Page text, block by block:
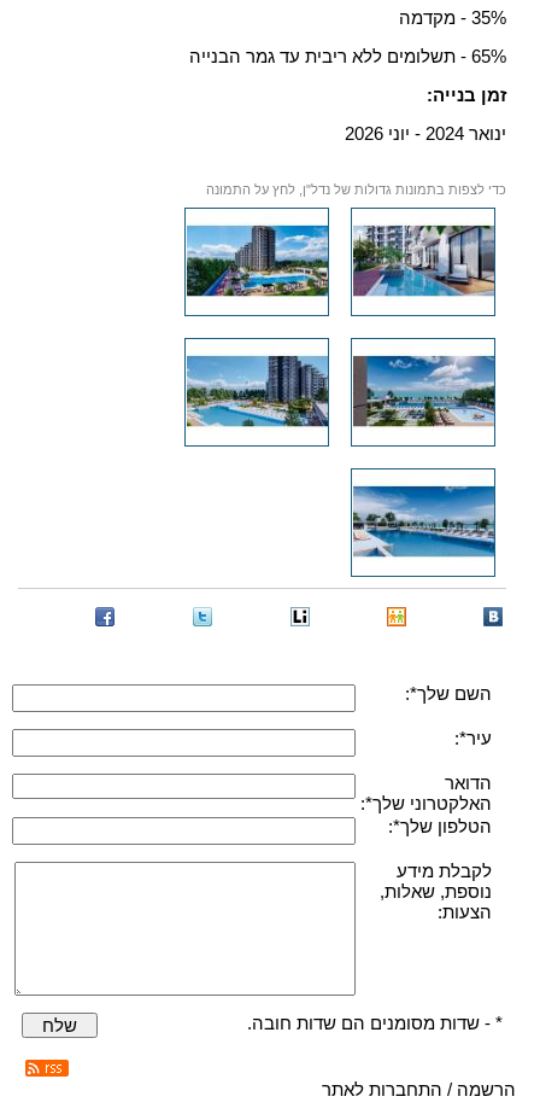
35% - מקדמה
65% - תשלומים ללא ריבית עד גמר הבנייה
זמן בנייה:
ינואר 2024 - יוני 2026
כדי לצפות בתמונות גדולות של נדל"ן, לחץ על התמונה
השם שלך*:
עיר*:
הדואר
האלקטרוני שלך*:
הטלפון שלך*:
לקבלת מידע
נוספת, שאלות,
הצעות:
* - שדות מסומנים הם שדות חובה. שלח
הרשמה / התחברות לאתר